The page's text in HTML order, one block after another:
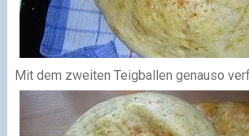
Mit dem zweiten Teigballen genauso